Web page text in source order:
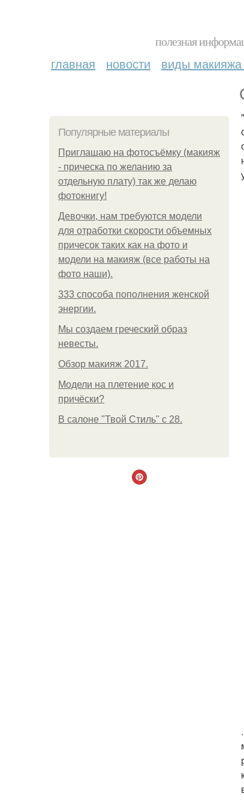
полезная
главная новости виды макияжа
Популярные материалы
Приглашаю на фотосъёмку (макияж
- прическа по желанию за
отдельную плату) так же делаю
фотокнигу!
Девочки, нам требуются модели
для отработки скорости объемных
причесок таких как на фото и
модели на макияж (все работы на
фото наши).
333 способа пополнения женской
энергии.
Мы создаем греческий образ
невесты.
Обзор макияж 2017.
Модели на плетение кос и
причёски?
В салоне "Твой Стиль" с 28.